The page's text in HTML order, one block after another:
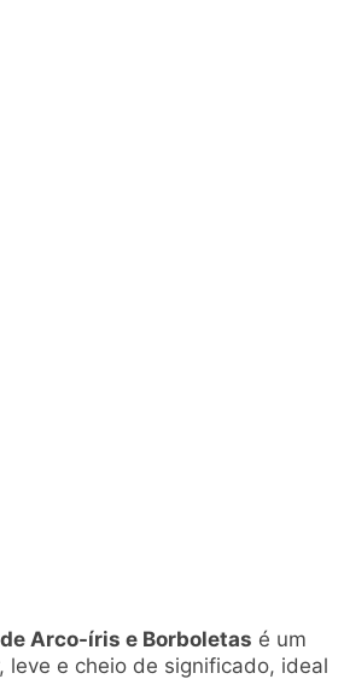
Arco-íris e Borboletas é um
leve e cheio de significado, ideal